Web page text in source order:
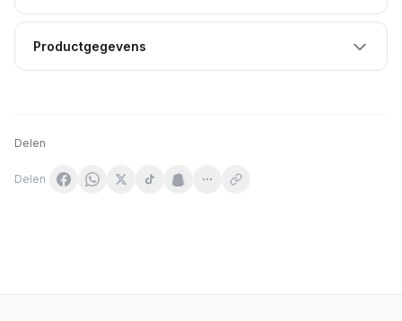
Productgegevens
Delen
Delen